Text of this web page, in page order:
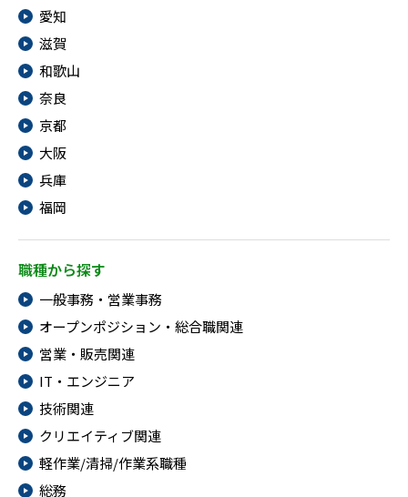
愛知
滋賀
和歌山
奈良
京都
大阪
兵庫
福岡
職種から探す
一般事務・営業事務
オープンポジション・総合職関連
営業・販売関連
IT・エンジニア
技術関連
クリエイティブ関連
軽作業/清掃/作業系職種
総務